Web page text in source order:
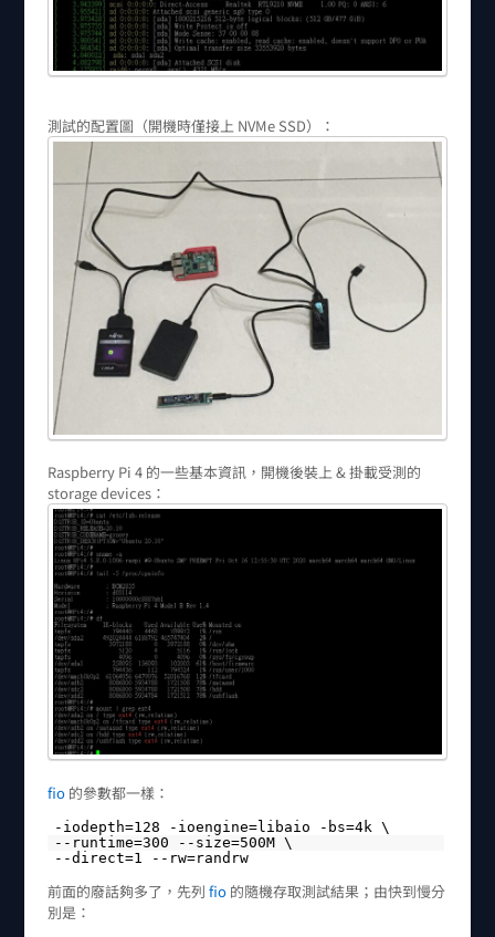
測試的配置圖（開機時僅接上 NVMe SSD）：
Raspberry Pi 4 的一些基本資訊，開機後裝上 & 掛載受測的
storage devices：
fio的參數都一樣：
-iodepth=128 -ioengine=libaio -bs=4k \
--runtime=300 --size=500M \
--direct=1 --rw=randrw
前面的廢話夠多了，先列 fio的隨機存取測試結果；由快到慢分
別是：